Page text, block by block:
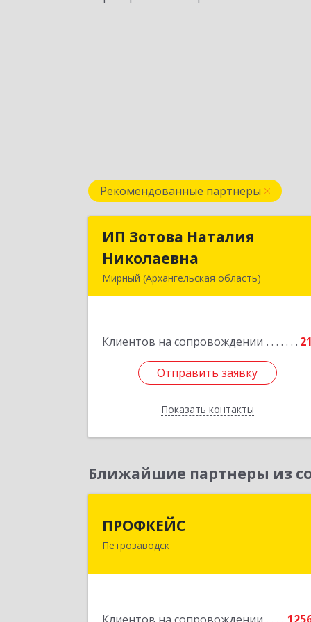
Рекомендованные партнеры
ИП Зотова Наталия
Николаевна
Мирный (Архангельская область)
Клиентов на сопровождении 21
Отправить заявку
Показать контакты
ИП Зотова Наталия
Подробнее
Отправить заявку
Назад
Ближайшие партнеры из
ПРОФКЕЙС
Петрозаводск
185035, Карелия Респ, Петрозаводск г,